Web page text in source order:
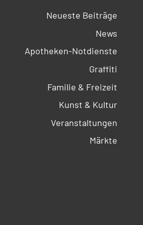
Neueste Beiträge
News
Apotheken-Notdienste
Graffiti
Familie & Freizeit
Kunst & Kultur
Veranstaltungen
Märkte